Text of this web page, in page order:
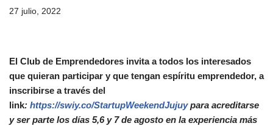
27 julio, 2022
El Club de Emprendedores invita a todos los interesados
que quieran participar y que tengan espíritu emprendedor, a
inscribirse a través del
link: https://swiy.co/StartupWeekendJujuypara acreditarse
y ser parte los días 5,6 y 7 de agosto en la experiencia más